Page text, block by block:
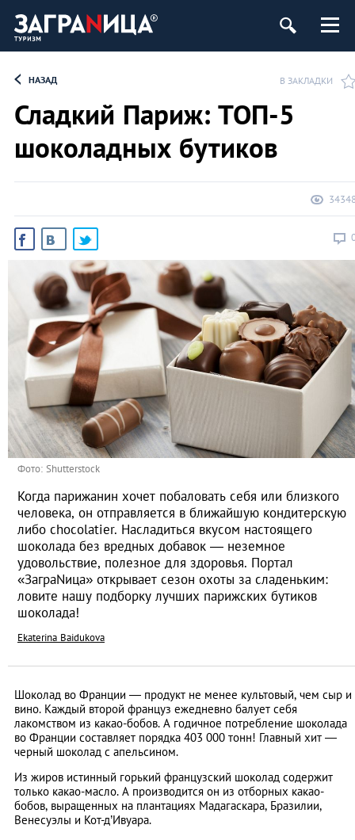
НАЗАД В ЗАКЛАДКИ
Сладкий Париж: ТОП-5
шоколадных бутиков
Фото: Shutterstock
Когда парижанин хочет побаловать себя или близкого
человека, он отправляется в ближайшую кондитерскую
либо chocolatier. Насладиться вкусом настоящего
шоколада без вредных добавок — неземное
удовольствие, полезное для здоровья. Портал
«ЗаграNица» открывает сезон охоты за сладеньким:
ловите нашу подборку лучших парижских бутиков
шоколада!
Ekaterina Baidukova
Шоколад во Франции — продукт не менее культовый, чем сыр и
вино. Каждый второй француз ежедневно балует себя
лакомством из какао-бобов. А годичное потребление шоколада
во Франции составляет порядка 403 000 тонн! Главный хит —
черный шоколад с апельсином.
Из жиров истинный горький французский шоколад содержит
только какао-масло. А производится он из отборных какао-
бобов, выращенных на плантациях Мадагаскара, Бразилии,
Венесуэлы и Кот-д’Ивуара.